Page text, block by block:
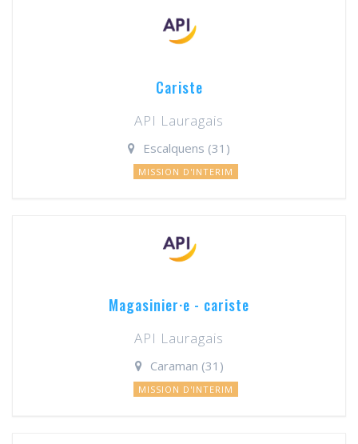
Cariste
API Lauragais
Escalquens (31)
MISSION D'INTERIM
Magasinier·e - cariste
API Lauragais
Caraman (31)
MISSION D'INTERIM